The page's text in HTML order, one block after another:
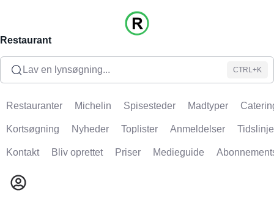
Restaurant
Lav en lynsøgning... CTRL+K
Restauranter Michelin Spisesteder Madtyper
Kortsøgning Nyheder Toplister Anmeldelser Tidslinje
Kontakt Bliv oprettet Priser Medieguide